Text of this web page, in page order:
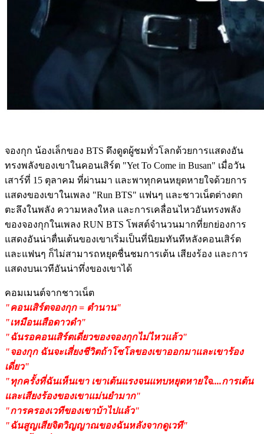
จองกุก น้องเล็กของ BTS ดึงดูดผู้ชมทั่วโลกด้วยการแสดงอัน
ทรงพลังของเขาในคอนเสิร์ต "Yet To Come in Busan" เมื่อวัน
เสาร์ที่ 15 ตุลาคม ที่ผ่านมา และพาทุกคนหยุดหายใจด้วยการ
แสดงของเขาในเพลง "Run BTS" แฟนๆ และชาวเน็ตต่างตก
ตะลึงในพลัง ความหลงใหล และการเคลื่อนไหวอันทรงพลัง
ของจองกุกในเพลง RUN BTS โพสต์จำนวนมากที่ยกย่องการ
แสดงอันน่าตื่นเต้นของเขาเริ่มเป็นที่นิยมทันทีหลังคอนเสิร์ต
และแฟนๆ ก็ไม่สามารถหยุดชื่นชมการเต้น เสียงร้อง และการ
แสดงบนเวทีอันน่าทึ่งของเขาได้
คอมเมนต์จากชาวเน็ต
"คอนเสิร์ตจองกุก = ตำนาน"
"เหมือนเสือดาวดำ"
"ฉันรอคอนเสิร์ตเดี่ยวของจองกุกไม่ไหวแล้ว"
"จองกุก ฉันจะเสี่ยงชีวิตถ้าโซโลของเขาออกมาและเขาร้อง
เดี่ยว"
"ทุกครั้งที่ฉันเห็นเขา เขาเต้นแรงจนแทบหยุดหายใจ....การเต้น
และเสียงร้องของเขาแม่นยำมาก"
"การครองเวทีของเขาบ้าไปแล้ว"
"ฉันสูญเสียจิตวิญญาณของฉันหลังจากดูเวที"